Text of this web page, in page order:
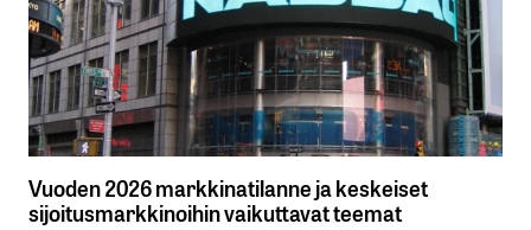
Vuoden 2026 markkinatilanne ja keskeiset
sijoitusmarkkinoihin vaikuttavat teemat